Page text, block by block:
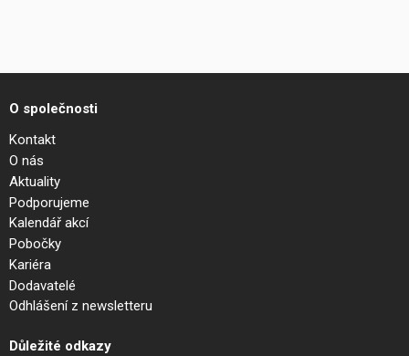
O společnosti
Kontakt
O nás
Aktuality
Podporujeme
Kalendář akcí
Pobočky
Kariéra
Dodavatelé
Odhlášení z newsletteru
Důležité odkazy